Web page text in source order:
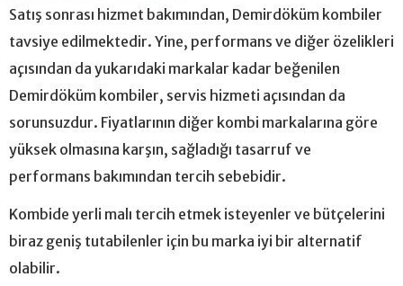
Satış sonrası hizmet bakımından, Demirdöküm kombiler
tavsiye edilmektedir. Yine, performans ve diğer özelikleri
açısından da yukarıdaki markalar kadar beğenilen
Demirdöküm kombiler, servis hizmeti açısından da
sorunsuzdur. Fiyatlarının diğer kombi markalarına göre
yüksek olmasına karşın, sağladığı tasarruf ve
performans bakımından tercih sebebidir.
Kombide yerli malı tercih etmek isteyenler ve bütçelerini
biraz geniş tutabilenler için bu marka iyi bir alternatif
olabilir.